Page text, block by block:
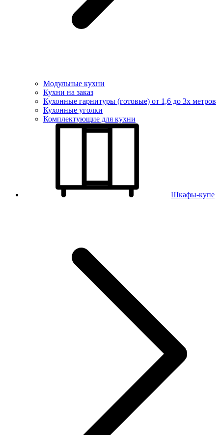
Модульные кухни
Кухни на заказ
Кухонные гарнитуры (готовые) от 1,6 до 3х метров
Кухонные уголки
Комплектующие для кухни
Шкафы-купе